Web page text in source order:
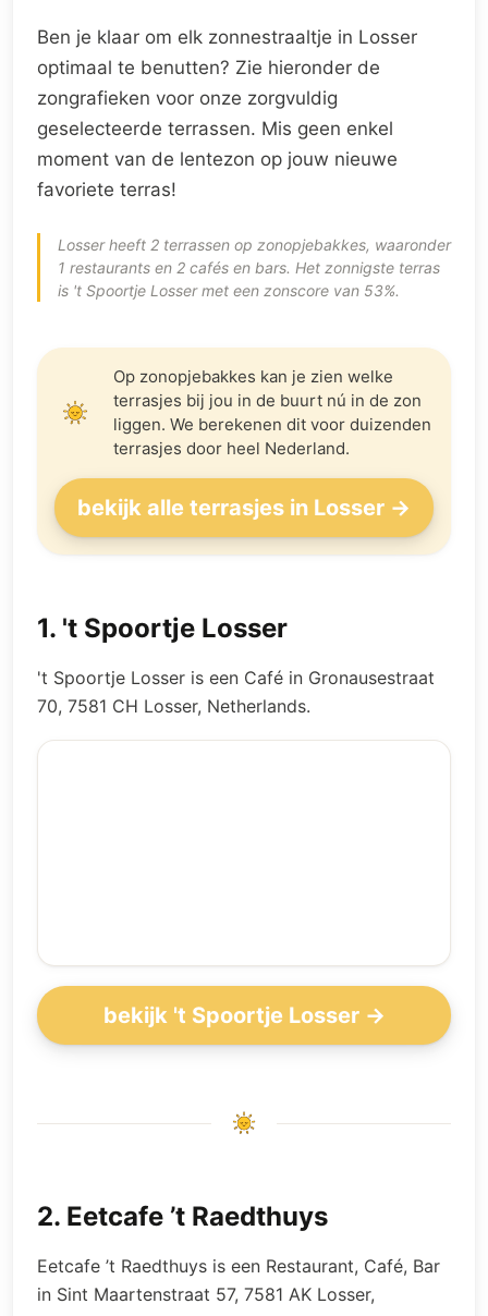
Ben je klaar om elk zonnestraaltje in Losser
optimaal te benutten? Zie hieronder de
zongrafieken voor onze zorgvuldig
geselecteerde terrassen. Mis geen enkel
moment van de lentezon op jouw nieuwe
favoriete terras!
Losser heeft 2 terrassen op zonopjebakkes, waaronder
1 restaurants en 2 cafés en bars. Het zonnigste terras
is 't Spoortje Losser met een zonscore van 53%.
Op zonopjebakkes kan je zien welke
terrasjes bij jou in de buurt nú in de zon
liggen. We berekenen dit voor duizenden
terrasjes door heel Nederland.
bekijk alle terrasjes in Losser →
1. 't Spoortje Losser
't Spoortje Losser is een Café in Gronausestraat
70, 7581 CH Losser, Netherlands.
bekijk 't Spoortje Losser →
2. Eetcafe ’t Raedthuys
Eetcafe ’t Raedthuys is een Restaurant, Café, Bar
in Sint Maartenstraat 57, 7581 AK Losser,